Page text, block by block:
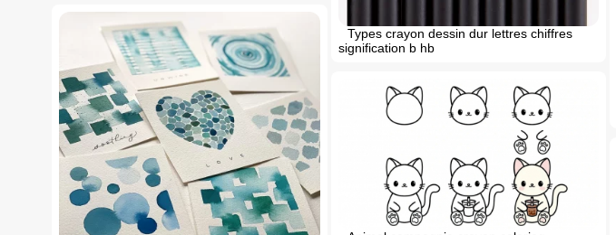
Types crayon dessin dur lettres chiffres
signification b hb